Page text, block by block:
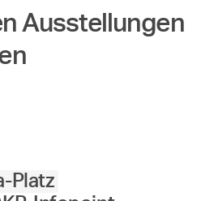
Ausstellungen
Platz